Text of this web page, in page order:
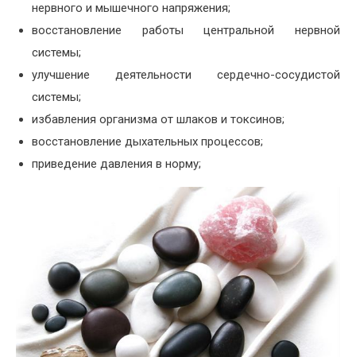
нервного и мышечного напряжения;
восстановление работы центральной нервной
системы;
улучшение деятельности сердечно-сосудистой
системы;
избавления организма от шлаков и токсинов;
восстановление дыхательных процессов;
приведение давления в норму;